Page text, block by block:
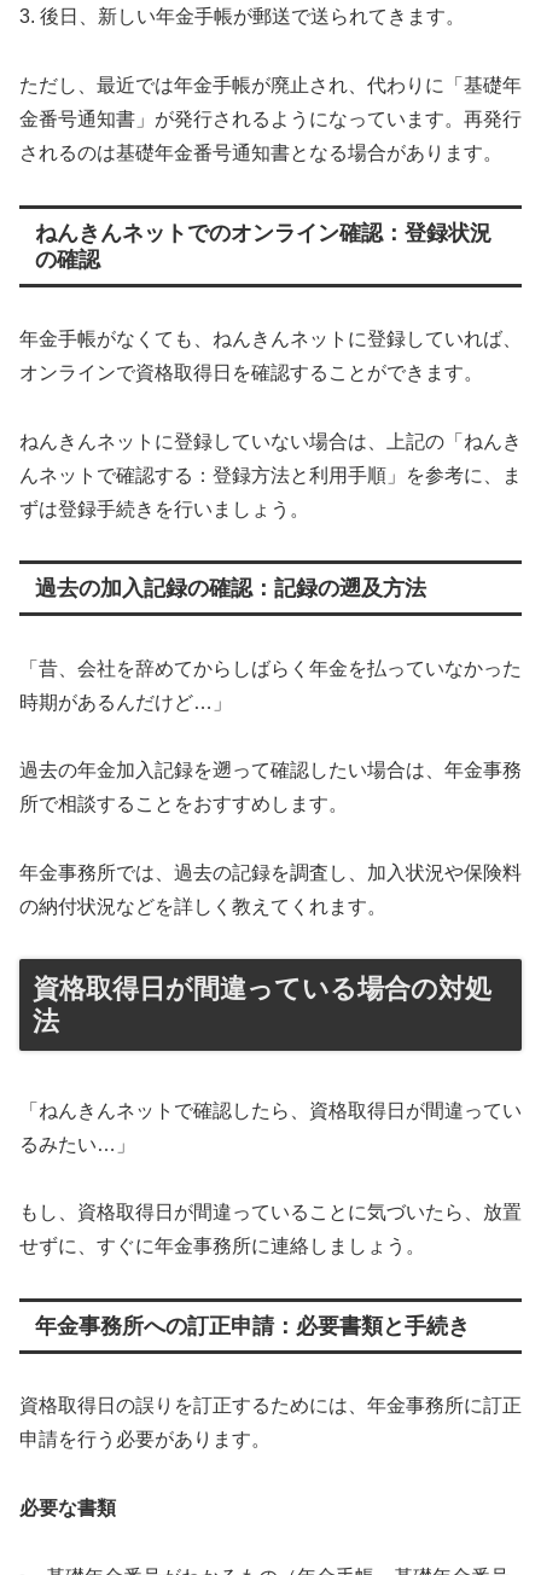
3. 後日、新しい年金手帳が郵送で送られてきます。
ただし、最近では年金手帳が廃止され、代わりに「基礎年
金番号通知書」が発行されるようになっています。再発行
されるのは基礎年金番号通知書となる場合があります。
ねんきんネットでのオンライン確認：登録状況
の確認
年金手帳がなくても、ねんきんネットに登録していれば、
オンラインで資格取得日を確認することができます。
ねんきんネットに登録していない場合は、上記の「ねんき
んネットで確認する：登録方法と利用手順」を参考に、ま
ずは登録手続きを行いましょう。
過去の加入記録の確認：記録の遡及方法
「昔、会社を辞めてからしばらく年金を払っていなかった
時期があるんだけど…」
過去の年金加入記録を遡って確認したい場合は、年金事務
所で相談することをおすすめします。
年金事務所では、過去の記録を調査し、加入状況や保険料
の納付状況などを詳しく教えてくれます。
資格取得日が間違っている場合の対処
法
「ねんきんネットで確認したら、資格取得日が間違ってい
るみたい…」
もし、資格取得日が間違っていることに気づいたら、放置
せずに、すぐに年金事務所に連絡しましょう。
年金事務所への訂正申請：必要書類と手続き
資格取得日の誤りを訂正するためには、年金事務所に訂正
申請を行う必要があります。
必要な書類